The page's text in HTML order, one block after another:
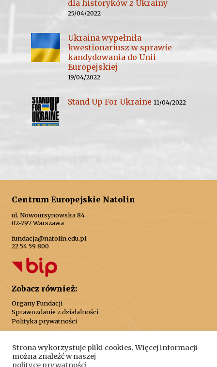
dla historyków z Ukrainy
25/04/2022
Ukraina wypełniła
kwestionariusz w sprawie
kandydowania do Unii
Europejskiej
19/04/2022
Stand Up For Ukraine 11/04/2022
Centrum Europejskie Natolin
ul. Nowoursynowska 84
02-797 Warszawa
fundacja@natolin.edu.pl
22 54 59 800
Zobacz również:
Organy Fundacji
Sprawozdanie z działalności
Polityka prywatności
Strona wykorzystuje pliki cookies. Więcej informacji
można znaleźć w naszej
polityce prywatności